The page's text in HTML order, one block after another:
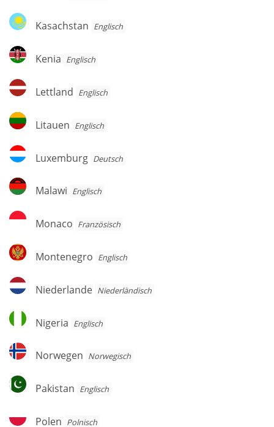
Kasachstan
Kasachstan Englisch
Kenia
Kenia Englisch
Lettland
Lettland Englisch
Litauen
Litauen Englisch
Luxemburg
Luxemburg Deutsch
Malawi
Malawi Englisch
Monaco
Monaco Französisch
Montenegro
Montenegro Englisch
Niederlande
Niederlande Niederländisch
Nigeria
Nigeria Englisch
Norwegen
Norwegen Norwegisch
Pakistan
Pakistan Englisch
Polen
Polen Polnisch